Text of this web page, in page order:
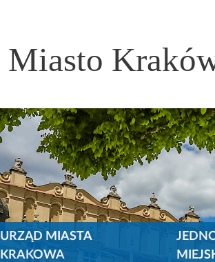
Miasto
URZĄD MIASTA
KRAKOWA